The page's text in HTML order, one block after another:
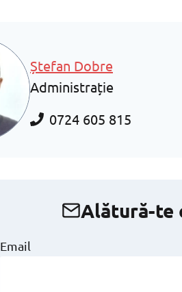
Ștefan Dobre
Administrație
0724 605 815
Alătură-te
Email